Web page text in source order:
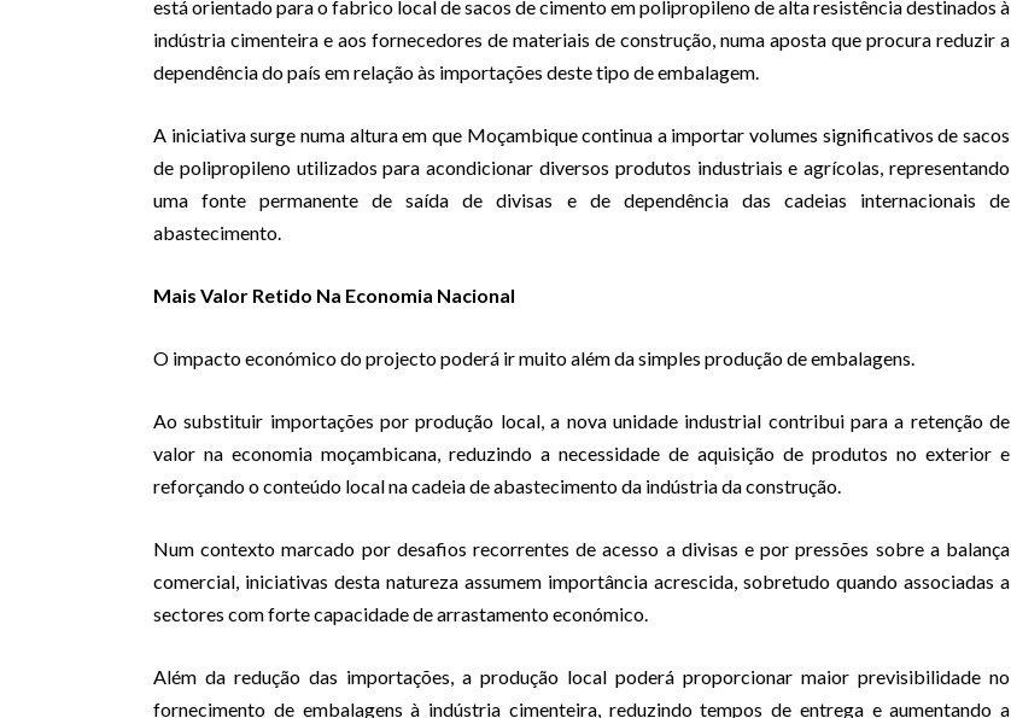
está orientado para o fabrico local de sacos de cimento em polipropileno de alta resistência destinados à
indústria cimenteira e aos fornecedores de materiais de construção, numa aposta que procura reduzir a
dependência do país em relação às importações deste tipo de embalagem.
A iniciativa surge numa altura em que Moçambique continua a importar volumes significativos de sacos
de polipropileno utilizados para acondicionar diversos produtos industriais e agrícolas, representando
uma fonte permanente de saída de divisas e de dependência das cadeias internacionais de
abastecimento.
Mais Valor Retido Na Economia Nacional
O impacto económico do projecto poderá ir muito além da simples produção de embalagens.
Ao substituir importações por produção local, a nova unidade industrial contribui para a retenção de
valor na economia moçambicana, reduzindo a necessidade de aquisição de produtos no exterior e
reforçando o conteúdo local na cadeia de abastecimento da indústria da construção.
Num contexto marcado por desafios recorrentes de acesso a divisas e por pressões sobre a balança
comercial, iniciativas desta natureza assumem importância acrescida, sobretudo quando associadas a
sectores com forte capacidade de arrastamento económico.
Além da redução das importações, a produção local poderá proporcionar maior previsibilidade no
fornecimento de embalagens à indústria cimenteira, reduzindo tempos de entrega e aumentando a